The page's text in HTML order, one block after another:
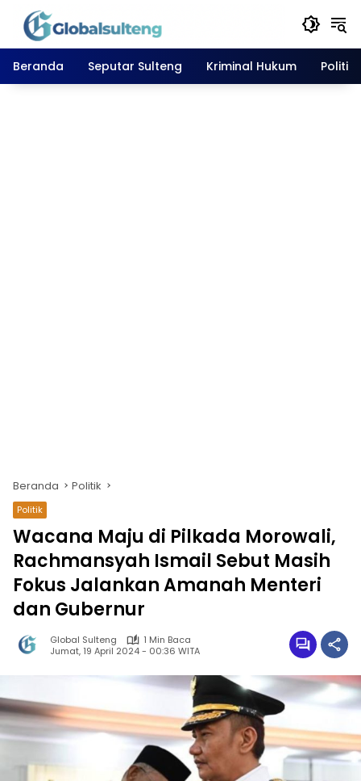
Langsung
konten
Beranda
Seputar Sulteng Kriminal Hukum Politik
Beranda Politik
Politik
Wacana Maju di Pilkada Morowali,
Rachmansyah Ismail Sebut Masih
Fokus Jalankan Amanah Menteri
dan Gubernur
Global Sulteng
1 Min Baca
Jumat, 19 April 2024 - 00:36 WITA